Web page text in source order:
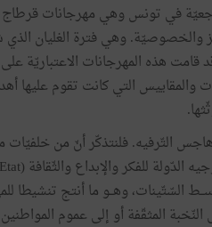
في تونس وهي مهرجانات قرطاج
وهي فترة الغليان الذي
أحداث ماي 1968 . وقد قامت هذه المهرجانات
والمقاييس التي كانت تقوم عليها
السّتّينات، وهــو ما أنتج تنشيطا
المثقّفة أو إلى عموم